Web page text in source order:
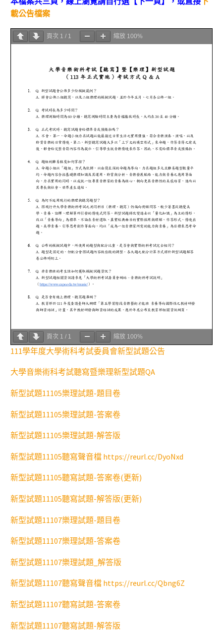
載公告檔案
頁次 1 / 1 縮放 100%
頁次 1 / 1 縮放 100%
111學年度大學術科考試委員會新型試題公告
大學音樂術科考試聽寫暨樂理新型試題QA
新型試題11105樂理試題-題目卷
新型試題11105樂理試題-答案卷
新型試題11105樂理試題-解答版
新型試題11105聽寫聲音檔 https://reurl.cc/DyoNxd
新型試題11105聽寫試題-答案卷(更新)
新型試題11105聽寫試題-解答版(更新)
新型試題11107樂理試題-題目卷
新型試題11107樂理試題-答案卷
新型試題11107樂理試題_解答版
新型試題11107聽寫聲音檔 https://reurl.cc/Qbng6Z
新型試題11107聽寫試題-答案卷
新型試題11107聽寫試題-解答版